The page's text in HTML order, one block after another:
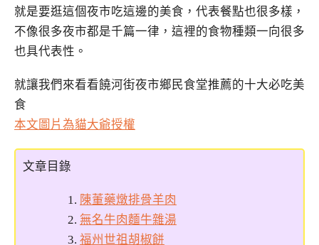
就是要逛這個夜市吃這邊的美食，代表餐點也很多樣，
不像很多夜市都是千篇一律，這裡的食物種類一向很多
也具代表性。
就讓我們來看看饒河街夜市鄉民食堂推薦的十大必吃美
食
本文圖片為貓大爺授權
文章目錄
陳董藥燉排骨羊肉
無名牛肉麵牛雜湯
福州世祖胡椒餅